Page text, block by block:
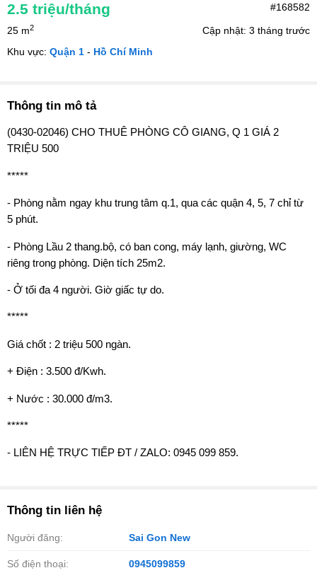
2.5 triệu/tháng #168582
25 m2
Cập nhật: 3 tháng trước
Khu vực: Quận 1 - Hồ Chí Minh
Thông tin mô tả
(0430-02046) CHO THUÊ PHÒNG CÔ GIANG, Q 1 GIÁ 2
TRIỆU 500
*****
- Phòng nằm ngay khu trung tâm q.1, qua các quận 4, 5, 7 chỉ từ
5 phút.
- Phòng Lầu 2 thang.bộ, có ban cong, máy lạnh, giường, WC
riêng trong phòng. Diện tích 25m2.
- Ở tối đa 4 người. Giờ giấc tự do.
*****
Giá chốt : 2 triệu 500 ngàn.
+ Điện : 3.500 đ/Kwh.
+ Nước : 30.000 đ/m3.
*****
- LIÊN HỆ TRỰC TIẾP ĐT / ZALO: 0945 099 859.
Thông tin liên hệ
Người đăng: Sai Gon New
Số điện thoại: 0945099859